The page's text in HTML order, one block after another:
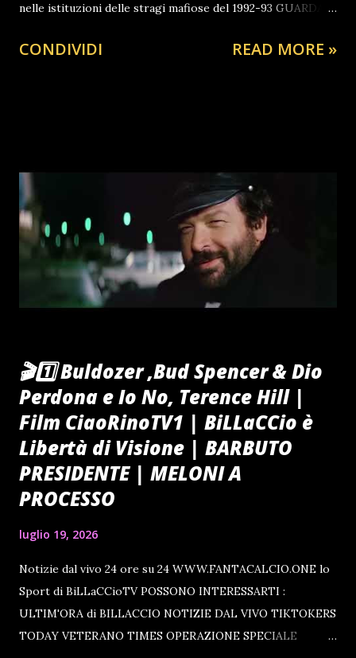
nelle istituzioni delle stragi mafiose del 1992-93 GUARDA
CONDIVIDI READ MORE »
🎬1️⃣ Buldozer ,Bud Spencer & Dio
Perdona e Io No, Terence Hill |
Film CiaoRinoTV1 | BiLLaCCio è
Libertà di Visione | BARBUTO
PRESIDENTE | MELONI A
PROCESSO
luglio 19, 2026
Notizie dal vivo 24 ore su 24 WWW.FANTACALCIO.ONE lo
Sport di BiLLaCCioTV POSSONO INTERESSARTI :
ULTIM'ORA di BILLACCIO NOTIZIE DAL VIVO TIKTOKERS
TODAY VETERANO TIMES OPERAZIONE SPECIALE